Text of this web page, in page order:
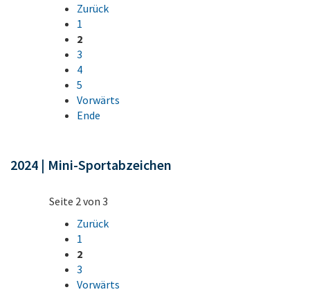
Zurück
1
2
3
4
5
Vorwärts
Ende
2024 | Mini-Sportabzeichen
Seite 2 von 3
Zurück
1
2
3
Vorwärts